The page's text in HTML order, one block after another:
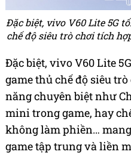
Đặc biệt, vivo V60 Lite 5G
chế độ siêu trò chơi tích
Đặc biệt, vivo V60 Lite
game thủ chế độ siêu
năng chuyên biệt như
mini trong game, hay
không làm phiền…
game tập trung và liền